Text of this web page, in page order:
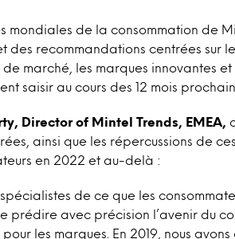
mondiales de la consommation de
des recommandations centrées sur
marché, les marques innovantes
saisir au cours des 12 mois
Director of Mintel Trends, EMEA,
ainsi que les répercussions de
en 2022 et au-delà :
de ce que les
prédire avec précision l’avenir du
les marques. En 2019, nous